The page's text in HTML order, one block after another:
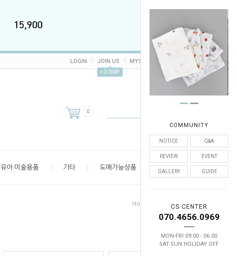
COMMUNITY
NOTICE Q&A
REVIEW EVENT
GALLERY GUIDE
CS CENTER
070.4656.0969
MON-FRI 09:00 - 06:00
SAT.SUN.HOLIDAY OFF
LOGIN
JOIN US
+2,000P
MYSHOP ORDER
0
유아 미술용품 기타 도매가능상품 엄마 공간
Home 유아 패션 잡화>마스크